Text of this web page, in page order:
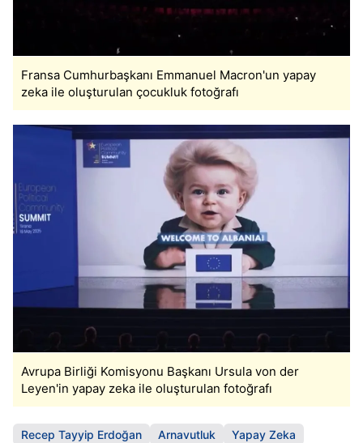
kullanılmaktadır. Bu çerezler vasıtasıyla çeşitli kişisel
verileriniz işlenmekte olup gerekli olan çerezler bilgi
kılınması ve kişiselleştirilmesi ve sizlere yönelik
reklam/pazarlama faaliyetlerinin yapılması, amaçlarıyla
Çerezlere ilişkin tercihlerinizi aşağıda yer alan panel
vasıtasıyla belirleyebilirsiniz. Çerezlere ilişkin detaylı bilgi
için Ayarlar butonuna tıklayabilir,Çerez Bilgilendirme
Metnimizi
ziyaret edebilirsiniz.
6698 sayılı Kişisel Verilerin Korunması Kanunu uyarınca
hazırlanmış Aydınlatma Metnimizi okumak ve sitemizde
ilgili mevzuata uygun olarak kullanılan çerezlerle ilgili bilgi
Fransa Cumhurbaşkanı Emmanuel Macron'un yapay
zeka ile oluşturulan çocukluk fotoğrafı
Avrupa Birliği Komisyonu Başkanı Ursula von der
Leyen'in yapay zeka ile oluşturulan fotoğrafı
Recep Tayyip Erdoğan Arnavutluk Yapay Zeka